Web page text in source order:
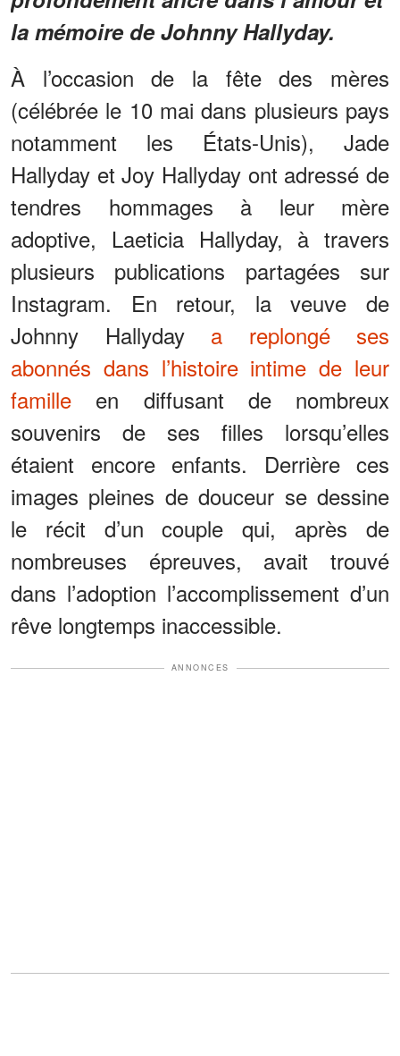
la mémoire de Johnny Hallyday.
À l’occasion de la fête des mères
(célébrée le 10 mai dans plusieurs pays
notamment les États-Unis), Jade
Hallyday et Joy Hallyday ont adressé de
tendres hommages à leur mère
adoptive, Laeticia Hallyday, à travers
plusieurs publications partagées sur
Instagram. En retour, la veuve de
Johnny Hallyday a replongé ses
abonnés dans l’histoire intime de leur
famille en diffusant de nombreux
souvenirs de ses filles lorsqu’elles
étaient encore enfants. Derrière ces
images pleines de douceur se dessine
le récit d’un couple qui, après de
nombreuses épreuves, avait trouvé
dans l’adoption l’accomplissement d’un
rêve longtemps inaccessible.
ANNONCES